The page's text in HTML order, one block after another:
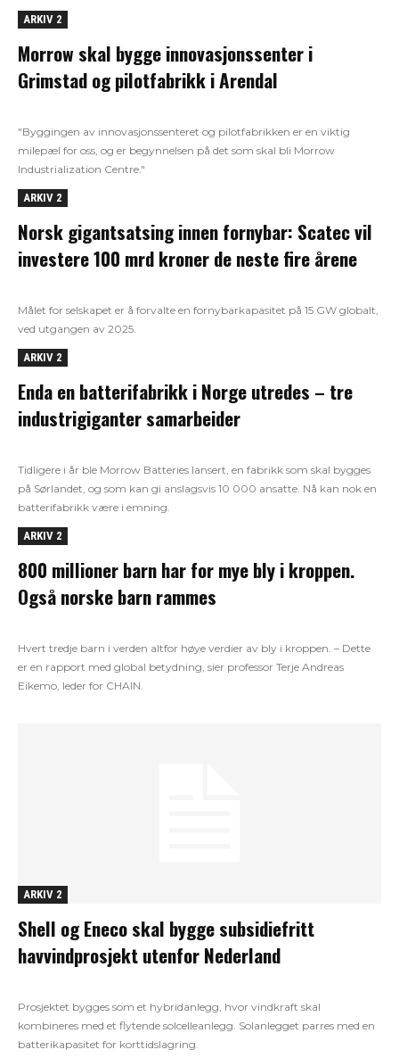
ARKIV 2
Morrow skal bygge innovasjonssenter i
Grimstad og pilotfabrikk i Arendal
"Byggingen av innovasjonssenteret og pilotfabrikken er en viktig
milepæl for oss, og er begynnelsen på det som skal bli Morrow
Industrialization Centre."
ARKIV 2
Norsk gigantsatsing innen fornybar: Scatec vil
investere 100 mrd kroner de neste fire årene
Målet for selskapet er å forvalte en fornybarkapasitet på 15 GW globalt,
ved utgangen av 2025.
ARKIV 2
Enda en batterifabrikk i Norge utredes – tre
industrigiganter samarbeider
Tidligere i år ble Morrow Batteries lansert, en fabrikk som skal bygges
på Sørlandet, og som kan gi anslagsvis 10 000 ansatte. Nå kan nok en
batterifabrikk være i emning.
ARKIV 2
800 millioner barn har for mye bly i kroppen.
Også norske barn rammes
Hvert tredje barn i verden altfor høye verdier av bly i kroppen. – Dette
er en rapport med global betydning, sier professor Terje Andreas
Eikemo, leder for CHAIN.
ARKIV 2
Shell og Eneco skal bygge subsidiefritt
havvindprosjekt utenfor Nederland
Prosjektet bygges som et hybridanlegg, hvor vindkraft skal
kombineres med et flytende solcelleanlegg. Solanlegget parres med en
batterikapasitet for korttidslagring.